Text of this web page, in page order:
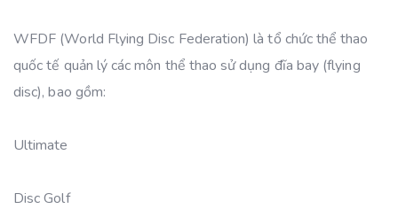
WFDF (World Flying Disc Federation) là tổ chức thể thao
quốc tế quản lý các môn thể thao sử dụng đĩa bay (flying
disc), bao gồm:
Ultimate
Disc Golf